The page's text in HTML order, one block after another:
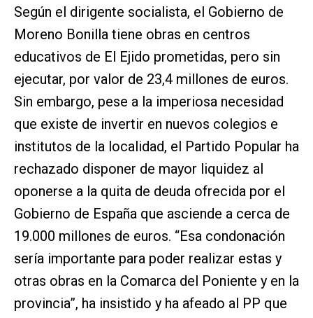
Según el dirigente socialista, el Gobierno de
Moreno Bonilla tiene obras en centros
educativos de El Ejido prometidas, pero sin
ejecutar, por valor de 23,4 millones de euros.
Sin embargo, pese a la imperiosa necesidad
que existe de invertir en nuevos colegios e
institutos de la localidad, el Partido Popular ha
rechazado disponer de mayor liquidez al
oponerse a la quita de deuda ofrecida por el
Gobierno de España que asciende a cerca de
19.000 millones de euros. “Esa condonación
sería importante para poder realizar estas y
otras obras en la Comarca del Poniente y en la
provincia”, ha insistido y ha afeado al PP que